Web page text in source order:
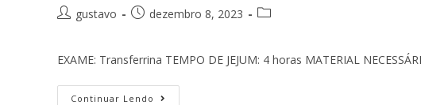
gustavo dezembro 8, 2023
EXAME: Transferrina TEMPO DE JEJUM: 4 horas MATERIAL
Continuar Lendo